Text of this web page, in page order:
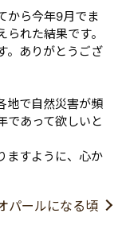
から今年9月でま
れた結果です。
。ありがとうござ
地で自然災害が頻
であって欲しいと
ますように、心か
パールになる頃